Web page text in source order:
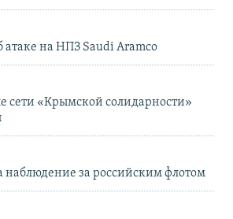
атаке на НПЗ Saudi Aramco
сети «Крымской солидарности»
наблюдение за российским флотом